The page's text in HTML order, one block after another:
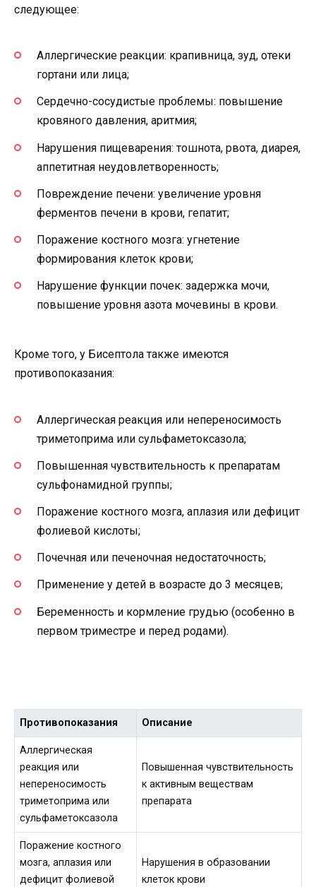
следующее:
Аллергические реакции: крапивница, зуд, отеки
гортани или лица;
Сердечно-сосудистые проблемы: повышение
кровяного давления, аритмия;
Нарушения пищеварения: тошнота, рвота, диарея,
аппетитная неудовлетворенность;
Повреждение печени: увеличение уровня
ферментов печени в крови, гепатит;
Поражение костного мозга: угнетение
формирования клеток крови;
Нарушение функции почек: задержка мочи,
повышение уровня азота мочевины в крови.
Кроме того, у Бисептола также имеются
противопоказания:
Аллергическая реакция или непереносимость
триметоприма или сульфаметоксазола;
Повышенная чувствительность к препаратам
сульфонамидной группы;
Поражение костного мозга, аплазия или дефицит
фолиевой кислоты;
Почечная или печеночная недостаточность;
Применение у детей в возрасте до 3 месяцев;
Беременность и кормление грудью (особенно в
первом триместре и перед родами).
Противопоказания Описание
Аллергическая
реакция или
непереносимость
триметоприма или
сульфаметоксазола
Повышенная чувствительность
к активным веществам
препарата
Поражение костного
мозга, аплазия или
дефицит фолиевой
Нарушения в образовании
клеток крови